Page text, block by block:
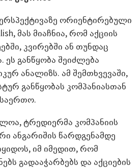
ორიენტირებული
მას მიაჩნია, რომ აქციის
კვირებში ან თუნდაც
ეს განწყობა შეიძლება
ანალიზს. ამ შემთხვევაში,
განწყობას კომპანიასთან
ტრედიერმა კომპანიის
ანგარიშის წარდგენამდე
იმ იმედით, რომ
გადააჭარბებს და აქციების